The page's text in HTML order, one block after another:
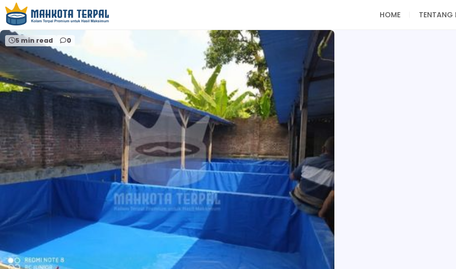
HOME TENTANG
Home terpal plastik a12 malang
5 min read 0